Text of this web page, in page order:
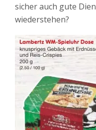
sicher auch gute
wiederstehen?